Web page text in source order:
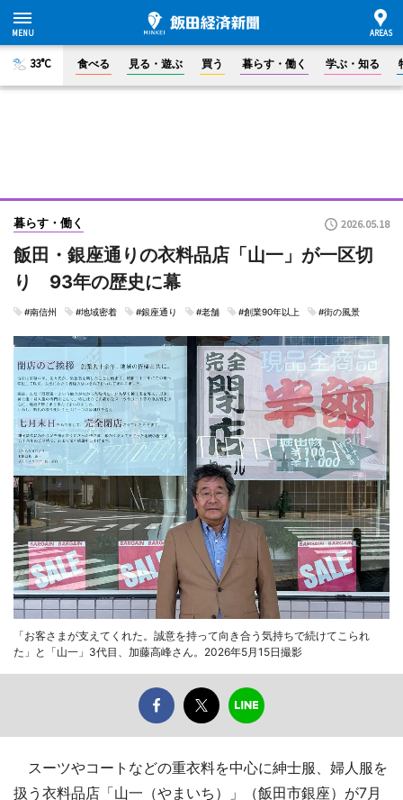
33°C 食べる 見る・遊ぶ 買う 暮らす・働く 学ぶ・知る
暮らす・働く 2026.05.18
飯田・銀座通りの衣料品店「山一」が一区切
り 93年の歴史に幕
#南信州 #地域密着 #銀座通り #老舗 #創業90年以上 #街の風景
「お客さまが支えてくれた。誠意を持って向き合う気持ちで続けてこられ
た」と「山一」3代目、加藤高峰さん。2026年5月15日撮影
スーツやコートなどの重衣料を中心に紳士服、婦人服を
扱う衣料品店「山一（やまいち）」（飯田市銀座）が7月